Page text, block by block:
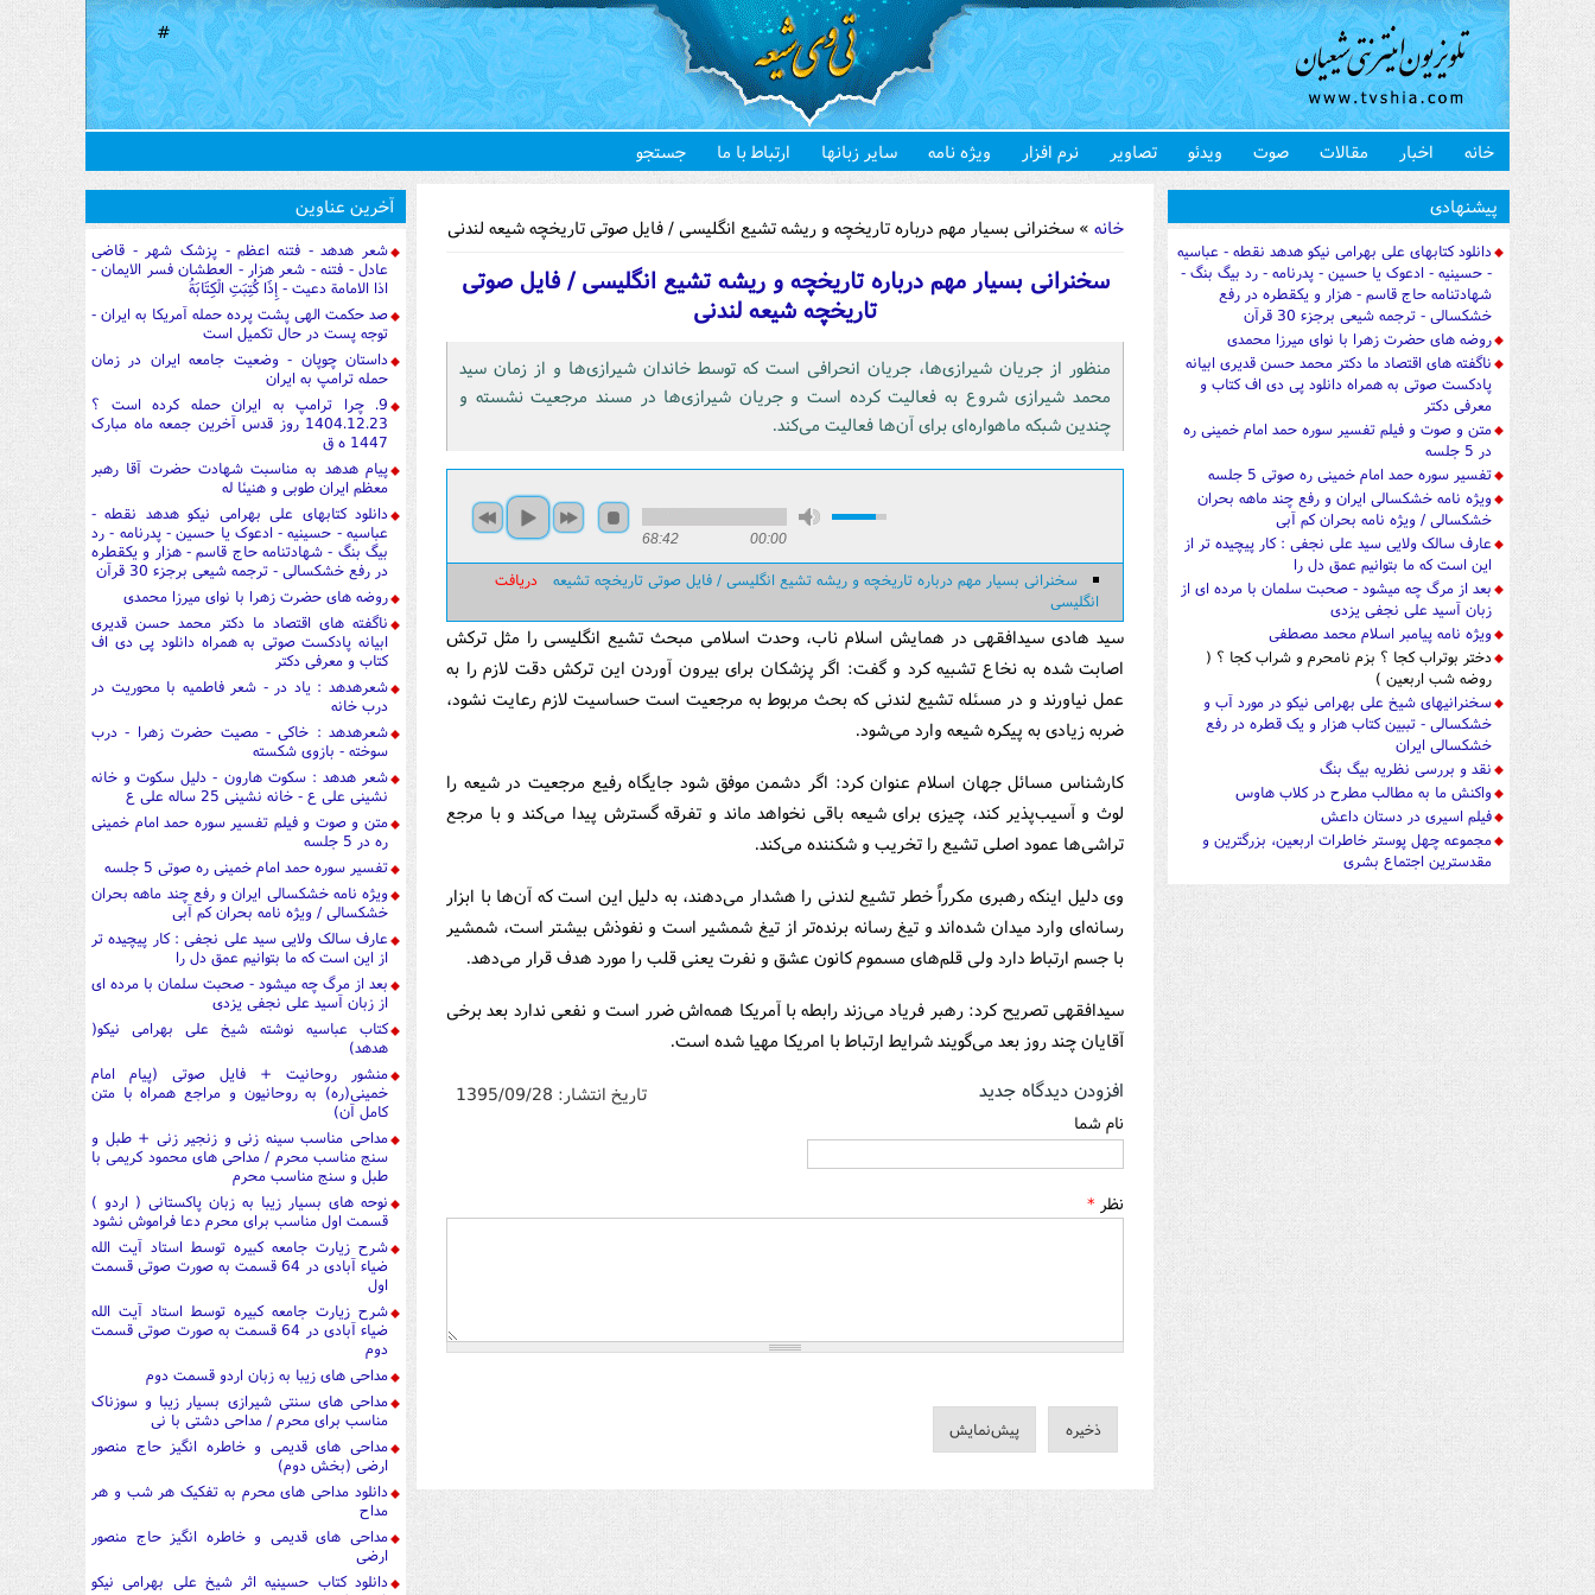
#
خانه اخبار مقالات صوت ویدئو تصاویر نرم افزار ویژه نامه سایر زبانها ارتباط با ما جستجو
خانه » سخنرانی بسیار مهم درباره تاریخچه و ریشه تشیع انگلیسی / فایل صوتی تاریخچه شیعه لندنی
سخنرانی بسیار مهم درباره تاریخچه و ریشه تشیع انگلیسی / فایل صوتی
تاریخچه شیعه لندنی
منظور از جریان شیرازی‌ها، جریان انحرافی است که توسط خاندان شیرازی‌ها و از زمان سید
محمد شیرازی شروع به فعالیت کرده است و جریان شیرازی‌ها در مسند مرجعیت نشسته و
چندین شبکه ماهواره‌ای برای آن‌ها فعالیت می‌کند.
00:00
68:42
دریافت
سخنرانی بسیار مهم درباره تاریخچه و ریشه تشیع انگلیسی / فایل صوتی تاریخچه تشیعه
انگلیسی
سید هادی سیدافقهی در همایش اسلام ناب، وحدت اسلامی مبحث تشیع انگلیسی را مثل ترکش
اصابت شده به نخاع تشبیه کرد و گفت: اگر پزشکان برای بیرون آوردن این ترکش دقت لازم را به
عمل نیاورند و در مسئله تشیع لندنی که بحث مربوط به مرجعیت است حساسیت لازم رعایت نشود،
ضربه زیادی به پیکره شیعه وارد می‌شود.
کارشناس مسائل جهان اسلام عنوان کرد: اگر دشمن موفق شود جایگاه رفیع مرجعیت در شیعه را
لوث و آسیب‌پذیر کند، چیزی برای شیعه باقی نخواهد ماند و تفرقه گسترش پیدا می‌کند و با مرجع
تراشی‌ها عمود اصلی تشیع را تخریب و شکننده می‌کند.
وی دلیل اینکه رهبری مکرراً خطر تشیع لندنی را هشدار می‌دهند، به دلیل این است که آن‌ها با ابزار
رسانه‌ای وارد میدان شده‌اند و تیغ رسانه برنده‌تر از تیغ شمشیر است و نفوذش بیشتر است، شمشیر
با جسم ارتباط دارد ولی قلم‌های مسموم کانون عشق و نفرت یعنی قلب را مورد هدف قرار می‌دهد.
سیدافقهی تصریح کرد: رهبر فریاد می‌زند رابطه با آمریکا همه‌اش ضرر است و نفعی ندارد بعد برخی
آقایان چند روز بعد می‌گویند شرایط ارتباط با امریکا مهیا شده است.
تاریخ انتشار: 1395/09/28 افزودن دیدگاه جدید
نام شما
نظر *
آخرین عناوین
شعر هدهد - فتنه اعظم - پزشک شهر - قاضی
عادل - فتنه - شعر هزار - العطشان فسر الایمان -
اذا الامامة دعیت - إِذَا كُتِبَتِ الْكِتَابَةُ
صد حکمت الهی پشت پرده حمله آمریکا به ایران -
توجه پست در حال تکمیل است
داستان چوپان - وضعیت جامعه ایران در زمان
حمله ترامپ به ایران
9. چرا ترامپ به ایران حمله کرده است ؟
1404.12.23 روز قدس آخرین جمعه ماه مبارک
1447 ه ق
پیام هدهد به مناسبت شهادت حضرت آقا رهبر
معظم ایران طوبی و هنیئا له
دانلود کتابهای علی بهرامی نیکو هدهد نقطه -
عباسیه - حسینیه - ادعوک یا حسین - پدرنامه - رد
بیگ بنگ - شهادتنامه حاج قاسم - هزار و یکقطره
در رفع خشکسالی - ترجمه شیعی برجزء 30 قرآن
روضه های حضرت زهرا با نوای میرزا محمدی
ناگفته های اقتصاد ما دکتر محمد حسن قدیری
ابیانه پادکست صوتی به همراه دانلود پی دی اف
کتاب و معرفی دکتر
شعرهدهد : یاد در - شعر فاطمیه با محوریت در
درب خانه
شعرهدهد : خاکی - مصیت حضرت زهرا - درب
سوخته - بازوی شکسته
شعر هدهد : سکوت هارون - دلیل سکوت و خانه
نشینی علی ع - خانه نشینی 25 ساله علی ع
متن و صوت و فیلم تفسیر سوره حمد امام خمینی
ره در 5 جلسه
تفسیر سوره حمد امام خمینی ره صوتی 5 جلسه
ویژه نامه خشکسالی ایران و رفع چند ماهه بحران
خشکسالی / ویژه نامه بحران کم آبی
عارف سالک ولایی سید علی نجفی : کار پیچیده تر
از این است که ما بتوانیم عمق دل را
بعد از مرگ چه میشود - صحبت سلمان با مرده ای
از زبان آسید علی نجفی یزدی
کتاب عباسیه نوشته شیخ علی بهرامی نیکو(
هدهد)
منشور روحانیت + فایل صوتی (پیام امام
خمینی(ره) به روحانیون و مراجع همراه با متن
کامل آن)
مداحی مناسب سینه زنی و زنجیر زنی + طبل و
سنج مناسب محرم / مداحی های محمود کریمی با
طبل و سنج مناسب محرم
نوحه های بسیار زیبا به زبان پاکستانی ( اردو )
قسمت اول مناسب برای محرم دعا فراموش نشود
شرح زیارت جامعه کبیره توسط استاد آیت الله
ضیاء آبادی در 64 قسمت به صورت صوتی قسمت
اول
شرح زیارت جامعه کبیره توسط استاد آیت الله
ضیاء آبادی در 64 قسمت به صورت صوتی قسمت
دوم
مداحی های زیبا به زبان اردو قسمت دوم
مداحی های سنتی شیرازی بسیار زیبا و سوزناک
مناسب برای محرم / مداحی دشتی با نی
مداحی های قدیمی و خاطره انگیز حاج منصور
ارضی (بخش دوم)
دانلود مداحی های محرم به تفکیک هر شب و هر
مداح
مداحی های قدیمی و خاطره انگیز حاج منصور
ارضی
دانلود کتاب حسینیه اثر شیخ علی بهرامی نیکو
پیشنهادی
دانلود کتابهای علی بهرامی نیکو هدهد نقطه - عباسیه
- حسینیه - ادعوک یا حسین - پدرنامه - رد بیگ بنگ -
شهادتنامه حاج قاسم - هزار و یکقطره در رفع
خشکسالی - ترجمه شیعی برجزء 30 قرآن
روضه های حضرت زهرا با نوای میرزا محمدی
ناگفته های اقتصاد ما دکتر محمد حسن قدیری ابیانه
پادکست صوتی به همراه دانلود پی دی اف کتاب و
معرفی دکتر
متن و صوت و فیلم تفسیر سوره حمد امام خمینی ره
در 5 جلسه
تفسیر سوره حمد امام خمینی ره صوتی 5 جلسه
ویژه نامه خشکسالی ایران و رفع چند ماهه بحران
خشکسالی / ویژه نامه بحران کم آبی
عارف سالک ولایی سید علی نجفی : کار پیچیده تر از
این است که ما بتوانیم عمق دل را
بعد از مرگ چه میشود - صحبت سلمان با مرده ای از
زبان آسید علی نجفی یزدی
ویژه نامه پیامبر اسلام محمد مصطفی
دختر بوتراب کجا ؟ بزم نامحرم و شراب کجا ؟ (
روضه شب اربعین )
سخنرانیهای شیخ علی بهرامی نیکو در مورد آب و
خشکسالی - تببین کتاب هزار و یک قطره در رفع
خشکسالی ایران
نقد و بررسی نظریه بیگ بنگ
واکنش ما به مطالب مطرح در کلاب هاوس
فیلم اسیری در دستان داعش
مجموعه چهل پوستر خاطرات اربعین، بزرگترین و
مقدسترین اجتماع بشری